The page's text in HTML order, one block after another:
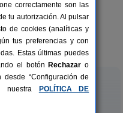
20+1 pers.
desde25 €
correctamente son las
tu autorización. Al pulsar
de cookies (analíticas y
tus preferencias y con
Estas últimas puedes
el botón Rechazar o
desde “Configuración de
nuestra
POLÍTICA DE